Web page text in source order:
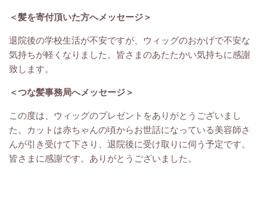
＜髪を寄付頂いた方へメッセージ＞
退院後の学校生活が不安ですが、ウィッグのおかげで不安な
気持ちが軽くなりました。皆さまのあたたかい気持ちに感謝
致します。
＜つな髪事務局へメッセージ＞
この度は、ウィッグのプレゼントをありがとうございまし
た。カットは赤ちゃんの頃からお世話になっている美容師さ
んが引き受けて下さり、退院後に受け取りに伺う予定です。
皆さまに感謝です。ありがとうございました。